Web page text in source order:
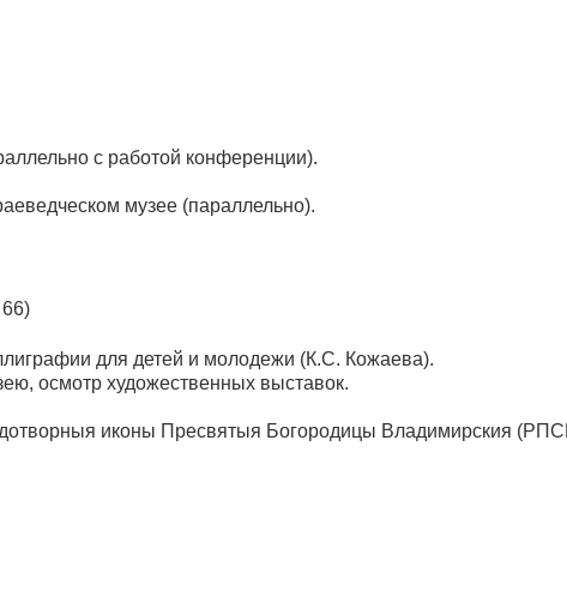
с работой конференции).
музее (параллельно).
для детей и молодежи (К.С. Кожаева).
осмотр художественных выставок.
иконы Пресвятыя Богородицы Владимирския